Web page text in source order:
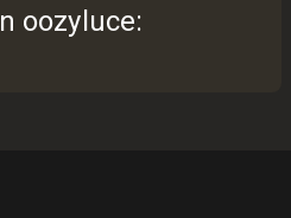
oozyluce: